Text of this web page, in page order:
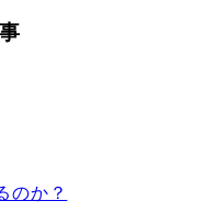
のか？